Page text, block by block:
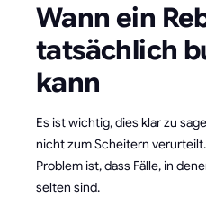
Wann ein
tatsächlich
kann
Es ist wichtig, dies klar zu
nicht zum Scheitern
Problem ist, dass Fälle, in
selten sind.